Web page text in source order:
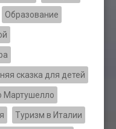
Образование
сказка для детей
Мартушелло
Туризм в Италии